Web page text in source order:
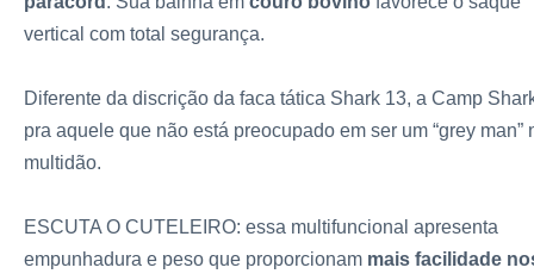
vertical com total segurança.
Diferente da discrição da faca tática Shark 13, a Camp
pra aquele que não está preocupado em ser um “grey man”
multidão.
ESCUTA O CUTELEIRO: essa multifuncional apresenta
empunhadura e peso que proporcionam mais facilidade